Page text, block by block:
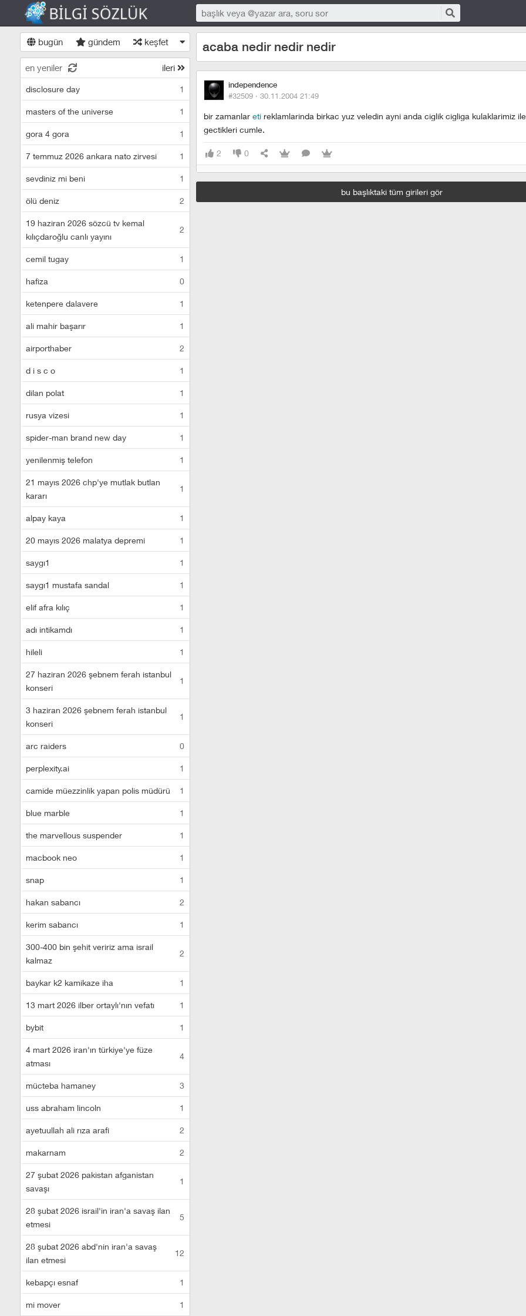
bugün gündem keşfet
en yeniler ileri
disclosure day 1
masters of the universe 1
gora 4 gora 1
7 temmuz 2026 ankara nato zirvesi 1
sevdiniz mi beni 1
ölü deniz 2
19 haziran 2026 sözcü tv kemal
kılıçdaroğlu canlı yayını
2
cemil tugay 1
hafiza 0
ketenpere dalavere 1
ali mahir başarır 1
airporthaber 2
d i s c o 1
dilan polat 1
rusya vizesi 1
spider-man brand new day 1
yenilenmiş telefon 1
21 mayıs 2026 chp'ye mutlak butlan
kararı
1
alpay kaya 1
20 mayıs 2026 malatya depremi 1
saygı1 1
saygı1 mustafa sandal 1
elif afra kılıç 1
adı intikamdı 1
hileli 1
27 haziran 2026 şebnem ferah istanbul
konseri
1
3 haziran 2026 şebnem ferah istanbul
konseri
1
arc raiders 0
perplexity.ai 1
camide müezzinlik yapan polis müdürü 1
blue marble 1
the marvellous suspender 1
macbook neo 1
snap 1
hakan sabancı 2
kerim sabancı 1
300-400 bin şehit veririz ama israil
kalmaz
2
baykar k2 kamikaze iha 1
13 mart 2026 ilber ortaylı'nın vefatı 1
bybit 1
4 mart 2026 iran'ın türkiye'ye füze
atması
4
mücteba hamaney 3
uss abraham lincoln 1
ayetuullah ali rıza arafi 2
makarnam 2
27 şubat 2026 pakistan afganistan
savaşı
1
28 şubat 2026 israil'in iran'a savaş ilan
etmesi
5
28 şubat 2026 abd'nin iran'a savaş
ilan etmesi
12
kebapçı esnaf 1
mi mover 1
acaba nedir nedir nedir
independence
#32509 · 30.11.2004 21:49
bir zamanlar eti reklamlarinda birkac yuz veledin ayni anda ciglik cigliga kulaklarimiz
gectikleri cumle.
2 0
bu başlıktaki tüm girileri gör